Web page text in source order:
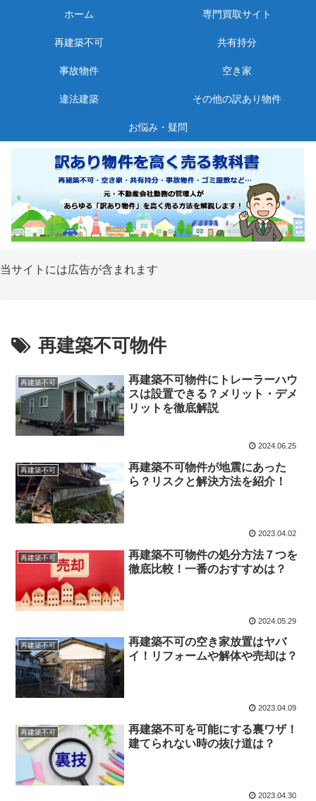
ホーム 専門買取サイト
再建築不可 共有持分
事故物件 空き家
違法建築 その他の訳あり物件
お悩み・疑問
当サイトには広告が含まれます
再建築不可物件
再建築不可
再建築不可物件にトレーラーハウ
スは設置できる？メリット・デメ
リットを徹底解説
2024.06.25
再建築不可
再建築不可物件が地震にあった
ら？リスクと解決方法を紹介！
2023.04.02
再建築不可
再建築不可物件の処分方法７つを
徹底比較！一番のおすすめは？
2024.05.29
再建築不可
再建築不可の空き家放置はヤバ
イ！リフォームや解体や売却は？
2023.04.09
再建築不可
再建築不可を可能にする裏ワザ！
建てられない時の抜け道は？
2023.04.30